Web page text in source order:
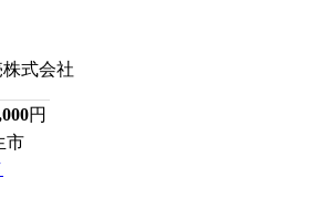
式会社
円
市